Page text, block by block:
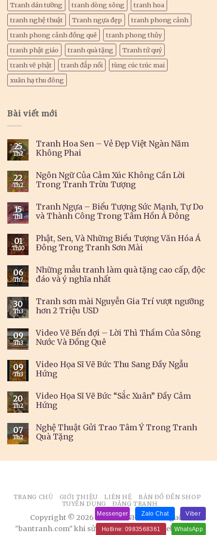
Tranh dán tường
tranh dòng sông
tranh hoa
tranh nghệ thuật
Tranh ngựa đẹp
tranh phong cảnh
tranh phong cảnh đồng quê
tranh phong thủy
tranh phật giáo
tranh quà tặng
Tranh tứ quý
tranh vẽ phật
tranh đắp nổi
tùng cúc trúc mai
xuân hạ thu đông
Bài viết mới
25
Th2
Tranh Hoa Sen – Vẻ Đẹp Việt Ngàn Năm
Không Phai
22
Th2
Ngôn Ngữ Của Cảm Xúc Không Cần Lời
Trong Tranh Trừu Tượng
15
Th1
Tranh Ngựa – Biểu Tượng Sức Mạnh, Tự Do
và Thành Công Trong Tâm Hồn Á Đông
01
Th10
Phật, Sen, Và Những Biểu Tượng Văn Hóa Á
Đông Trong Tranh Sơn Mài
06
Th7
Những mẫu tranh làm quà tặng cao cấp, độc
đáo và ý nghĩa nhất
30
Th3
Tranh sơn mài Nguyễn Gia Trí vượt ngưỡng
hơn 2 Triệu USD
09
Th3
Video Vẽ Bến đợi – Lời Thì Thầm Của Sông
Nước Và Đồng Quê
09
Th3
Video Họa Sĩ Vẽ Bức Thu Sang Đầy Ngẫu
Hứng
20
Th2
Video Họa Sĩ Vẽ Bức “Sắc Xuân” Đầy Cảm
Hứng
07
Th2
Nghệ Thuật Gửi Trao Tâm Ý Trong Tranh
Quà Tặng
TRANG CHỦ GIỚI THIỆU LIÊN HỆ
BẢN ĐỒ ĐẾN SHOP
TUYỂN DỤNG
ĐĂNG TRANH
Copyright © 2026 BÁN TRANH. Ghi rõ nguồn
"bantranh.com" khi sử dụng thông tin từ website này
Viber
Zalo Chat
Messenger
WhatsApp
Hotline: 0983568361